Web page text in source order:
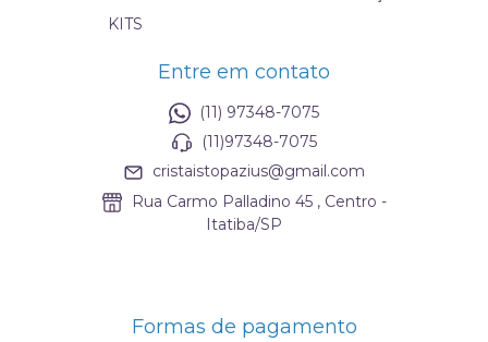
KITS
Entre em contato
(11) 97348-7075
(11)97348-7075
cristaistopazius@gmail.com
Rua Carmo Palladino 45 , Centro -
Itatiba/SP
Formas de pagamento